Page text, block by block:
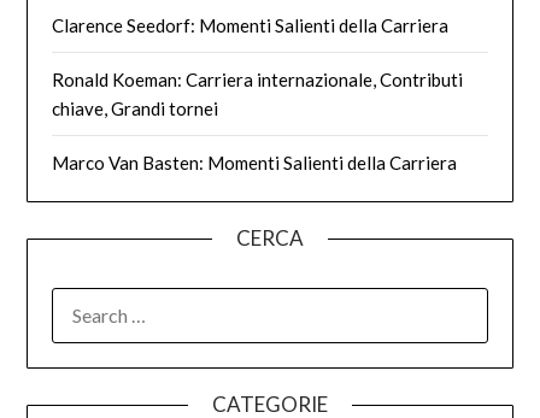
Clarence Seedorf: Momenti Salienti della Carriera
Ronald Koeman: Carriera internazionale, Contributi
chiave, Grandi tornei
Marco Van Basten: Momenti Salienti della Carriera
CERCA
FOR:
CATEGORIE